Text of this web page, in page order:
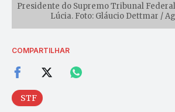
Presidente do Supremo Tribunal
Lúcia. Foto: Gláucio Dettmar /
COMPARTILHAR
STF